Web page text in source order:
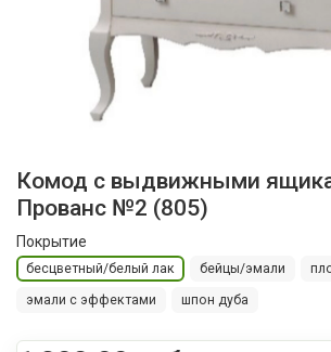
Комод с выдвижными
Прованс №2 (805)
Покрытие
бесцветный/белый лак бейцы/эмали
эмали с эффектами шпон дуба